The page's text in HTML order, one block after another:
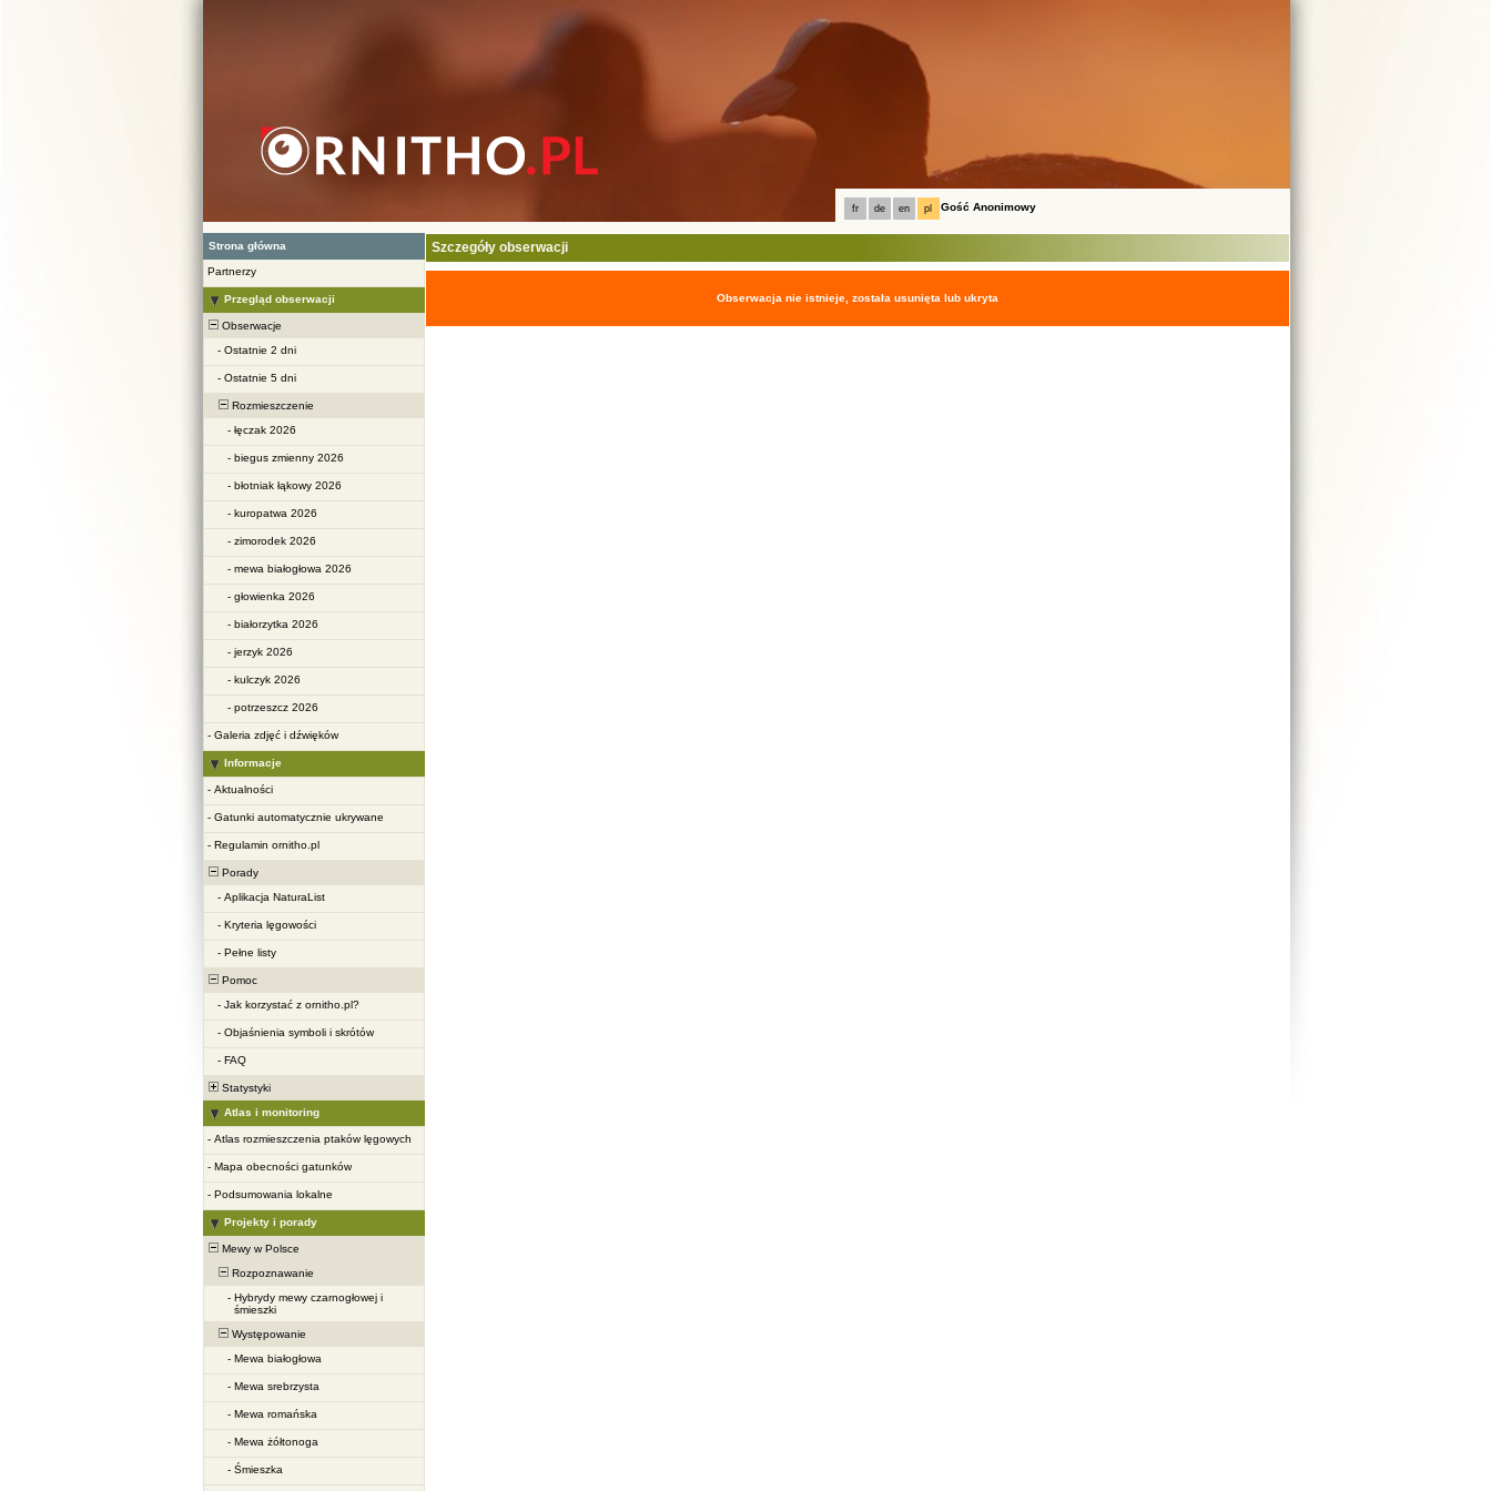
fr de en pl Gość Anonimowy
Strona główna
Partnerzy
Przegląd obserwacji
Obserwacje
- Ostatnie 2 dni
- Ostatnie 5 dni
Rozmieszczenie
- łęczak 2026
- biegus zmienny 2026
- błotniak łąkowy 2026
- kuropatwa 2026
- zimorodek 2026
- mewa białogłowa 2026
- głowienka 2026
- białorzytka 2026
- jerzyk 2026
- kulczyk 2026
- potrzeszcz 2026
- Galeria zdjęć i dźwięków
Informacje
- Aktualności
- Gatunki automatycznie ukrywane
- Regulamin ornitho.pl
Porady
- Aplikacja NaturaList
- Kryteria lęgowości
- Pełne listy
Pomoc
- Jak korzystać z ornitho.pl?
- Objaśnienia symboli i skrótów
- FAQ
Statystyki
Atlas i monitoring
- Atlas rozmieszczenia ptaków lęgowych
- Mapa obecności gatunków
- Podsumowania lokalne
Projekty i porady
Mewy w Polsce
Rozpoznawanie
- Hybrydy mewy czarnogłowej i
śmieszki
Występowanie
- Mewa białogłowa
- Mewa srebrzysta
- Mewa romańska
- Mewa żółtonoga
- Śmieszka
Szczegóły obserwacji
Obserwacja nie istnieje, została usunięta lub ukryta